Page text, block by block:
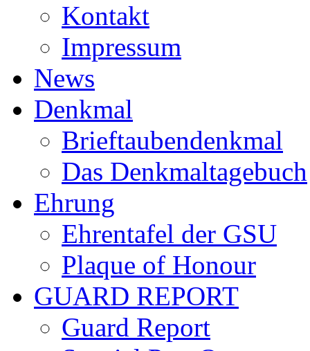
Kontakt
Impressum
News
Denkmal
Brieftaubendenkmal
Das Denkmaltagebuch
Ehrung
Ehrentafel der GSU
Plaque of Honour
GUARD REPORT
Guard Report